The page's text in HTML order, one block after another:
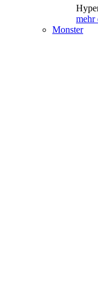
mehr
Monster